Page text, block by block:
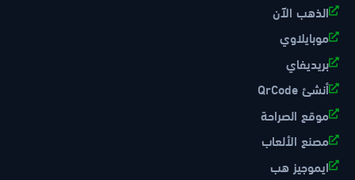
الذهب الآن
موبايلاوي
بريديفاي
أنشئ QrCode
موقع الصراحة
مصنع الألعاب
ايموجيز هب